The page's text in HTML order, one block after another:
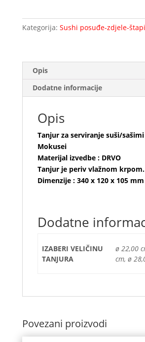
Hashike
Kategorija: Sushi posuđe-zdjele-
Opis
Dodatne informacije
Opis
Tanjur za serviranje suši/
Mokusei
Materijal izvedbe : DRVO
Tanjur je periv vlažnom krpom.
Dimenzije : 340 x 120 x 105 mm
Dodatne
IZABERI VELIČINU
TANJURA
ø 22,00
cm, ø
Povezani proizvodi